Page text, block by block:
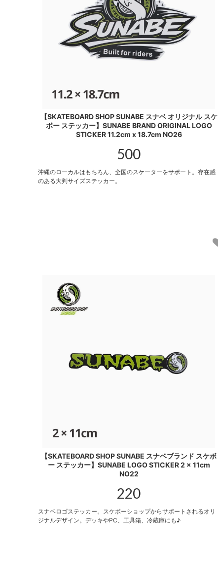
【SKATEBOARD SHOP SUNABE スナベ オリジナル スケ
ボー ステッカー】SUNABE BRAND ORIGINAL LOGO
STICKER 11.2cm x 18.7cm NO26
500
沖縄のローカルはもちろん、全国のスケーターをサポート。存在感
のある大判サイズステッカー。
【SKATEBOARD SHOP SUNABE スナベブランド スケボ
ー ステッカー】SUNABE LOGO STICKER 2 x 11cm
NO22
220
スナベロゴステッカー。スケボーショップからサポートされるオリ
ジナルデザイン。デッキやPC、工具箱、冷蔵庫にも♪